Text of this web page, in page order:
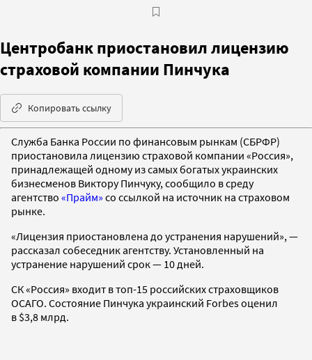
Центробанк приостановил лицензию
страховой компании Пинчука
Копировать ссылку
Служба Банка России по финансовым рынкам (СБРФР)
приостановила лицензию страховой компании «Россия»,
принадлежащей одному из самых богатых украинских
бизнесменов Виктору Пинчуку, сообщило в среду
агентство «Прайм» со ссылкой на источник на страховом
рынке.
«Лицензия приостановлена до устранения нарушений», —
рассказал собеседник агентству. Установленный на
устранение нарушений срок — 10 дней.
СК «Россия» входит в топ-15 российских страховщиков
ОСАГО. Состояние Пинчука украинский Forbes оценил
в $3,8 млрд.